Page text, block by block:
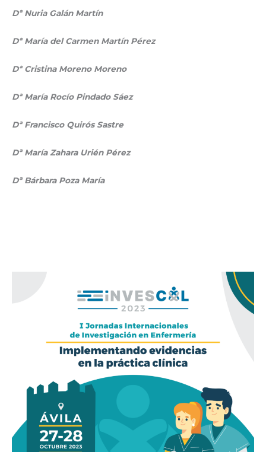
Dª Nuria Galán Martín
Dª María del Carmen Martín Pérez
Dª Cristina Moreno Moreno
Dª María Rocío Pindado Sáez
Dª Francisco Quirós Sastre
Dª María Zahara Urién Pérez
Dª Bárbara Poza María